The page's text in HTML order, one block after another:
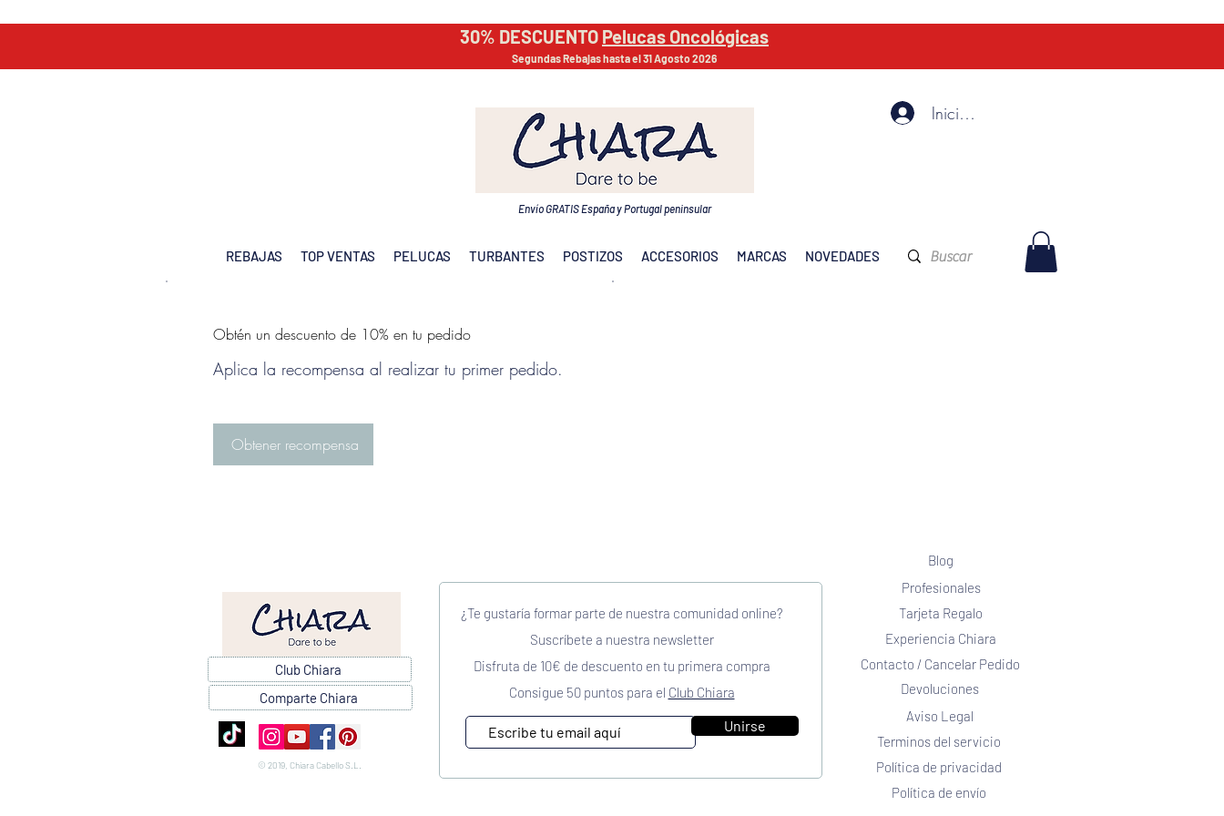
30% DESCUENTO Pelucas Oncológicas
Segundas Rebajas hasta el 31 Agosto 2026
Iniciar Sesión
Envío GRATIS España y Portugal peninsular
REBAJAS TOP VENTAS PELUCAS TURBANTES POSTIZOS ACCESORIOS MARCAS NOVEDADES
Obtén un descuento de 10% en tu pedido
Aplica la recompensa al realizar tu primer pedido.
Obtener recompensa
Club Chiara
Comparte Chiara
© 2019, Chiara Cabello S.L.
¿Te gustaría formar parte de nuestra comunidad online?
Suscríbete a nuestra newsletter
Disfruta de 10€ de descuento en tu primera compra
Consigue 50 puntos para el Club Chiara
Unirse
Blog
Profesionales
Tarjeta Regalo
Experiencia Chiara
Contacto / Cancelar Pedido
Devoluciones
Aviso Legal
Terminos del servicio
Política de privacidad
Política de envío